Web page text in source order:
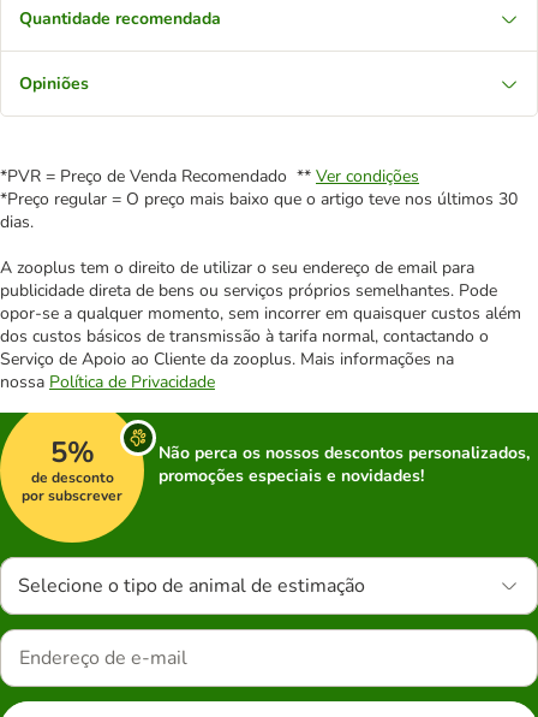
Quantidade recomendada
Opiniões
*PVR = Preço de Venda Recomendado ** Ver condições
*Preço regular = O preço mais baixo que o artigo teve nos últimos 30
dias.
A zooplus tem o direito de utilizar o seu endereço de email para
publicidade direta de bens ou serviços próprios semelhantes. Pode
opor-se a qualquer momento, sem incorrer em quaisquer custos além
dos custos básicos de transmissão à tarifa normal, contactando o
Serviço de Apoio ao Cliente da zooplus. Mais informações na
nossa Política de Privacidade
5%
de desconto
por subscrever
Não perca os nossos descontos personalizados,
promoções especiais e novidades!
Selecione o tipo de animal de estimação